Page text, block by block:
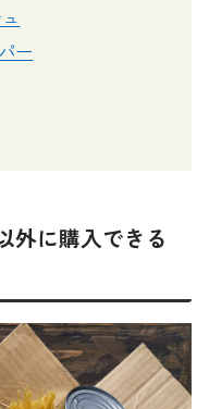
ー
外に購入できる